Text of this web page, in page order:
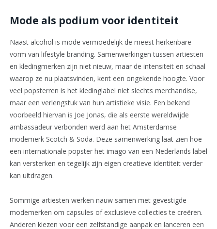
Mode als podium voor identiteit
Naast alcohol is mode vermoedelijk de meest herkenbare
vorm van lifestyle branding. Samenwerkingen tussen artiesten
en kledingmerken zijn niet nieuw, maar de intensiteit en schaal
waarop ze nu plaatsvinden, kent een ongekende hoogte. Voor
veel popsterren is het kledinglabel niet slechts merchandise,
maar een verlengstuk van hun artistieke visie. Een bekend
voorbeeld hiervan is Joe Jonas, die als eerste wereldwijde
ambassadeur verbonden werd aan het Amsterdamse
modemerk Scotch & Soda. Deze samenwerking laat zien hoe
een internationale popster het imago van een Nederlands label
kan versterken en tegelijk zijn eigen creatieve identiteit verder
kan uitdragen.
Sommige artiesten werken nauw samen met gevestigde
modemerken om capsules of exclusieve collecties te creëren.
Anderen kiezen voor een zelfstandige aanpak en lanceren een